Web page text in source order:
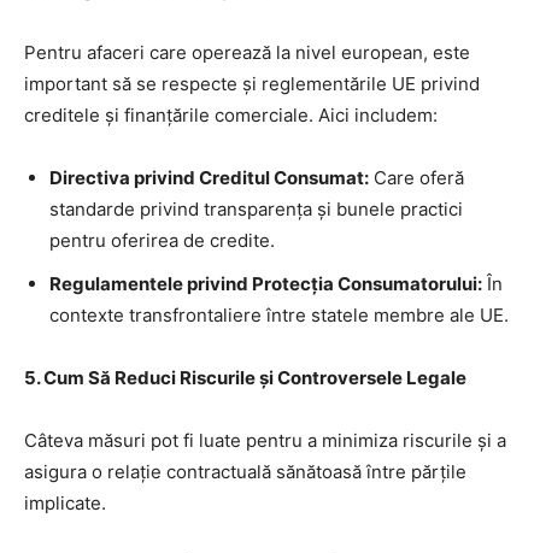
Pentru afaceri care operează la nivel european, este
important să se respecte și reglementările UE privind
creditele și finanțările comerciale. Aici includem:
Directiva privind Creditul Consumat: Care oferă
standarde privind transparența și bunele practici
pentru oferirea de credite.
Regulamentele privind Protecția Consumatorului: În
contexte transfrontaliere între statele membre ale UE.
5. Cum Să Reduci Riscurile și Controversele Legale
Câteva măsuri pot fi luate pentru a minimiza riscurile și a
asigura o relație contractuală sănătoasă între părțile
implicate.